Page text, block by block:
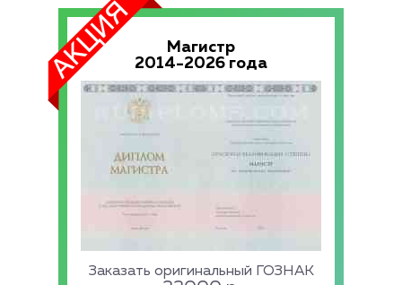
Магистр
2014-2026 года
Заказать оригинальный ГОЗНАК